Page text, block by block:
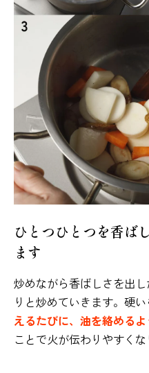
ひとつひとつを香ば
ます
炒めながら香ばしさを出
りと炒めていきます。硬い
えるたびに、油を絡める
ことで火が伝わりやすくな